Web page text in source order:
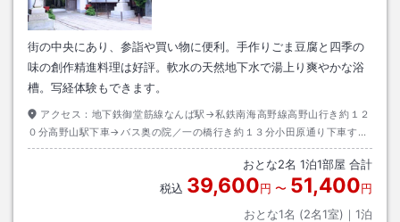
街の中央にあり、参詣や買い物に便利。手作りごま豆腐と四季の
味の創作精進料理は好評。軟水の天然地下水で湯上り爽やかな浴
槽。写経体験もできます。
アクセス： 地下鉄御堂筋線なんば駅→私鉄南海高野線高野山行き約１２
０分高野山駅下車→バス奥の院／一の橋行き約１３分小田原通り下車すぐ
前出口→徒歩約１分
おとな2名 1泊1部屋 合計
税込 39,600円 〜 51,400円
おとな1名 (2名1室)｜ 1泊